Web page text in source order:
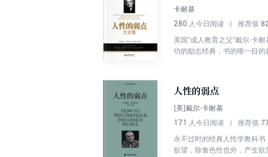
卡耐基
280 人今日阅读 推荐值
美国“成人教育之父”戴尔·卡
功的励志经典，书的唯一目
人性的弱点
[美]戴尔·卡耐基
171 人今日阅读 推荐值
永不过时的经典人性学教科
欲望，除食色性也外，产生